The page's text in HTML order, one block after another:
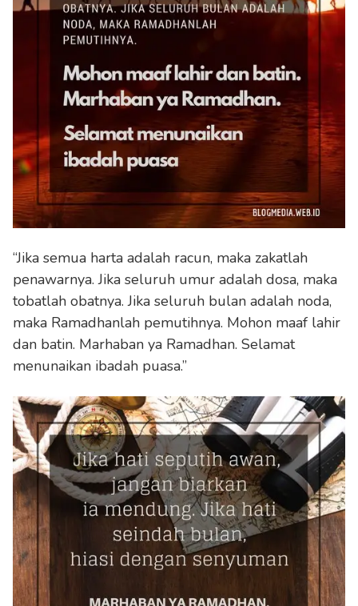
“Jika semua harta adalah racun, maka zakatlah
penawarnya. Jika seluruh umur adalah dosa, maka
tobatlah obatnya. Jika seluruh bulan adalah noda,
maka Ramadhanlah pemutihnya. Mohon maaf lahir
dan batin. Marhaban ya Ramadhan. Selamat
menunaikan ibadah puasa.”